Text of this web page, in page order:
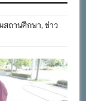
ะเจ้าอยู่หัว ๒๘
พระพุทธศาสนา
พรรษา
สร้างวินัยและ
สถานศึกษา,ข่าว